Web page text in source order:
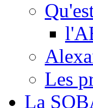
Les
La